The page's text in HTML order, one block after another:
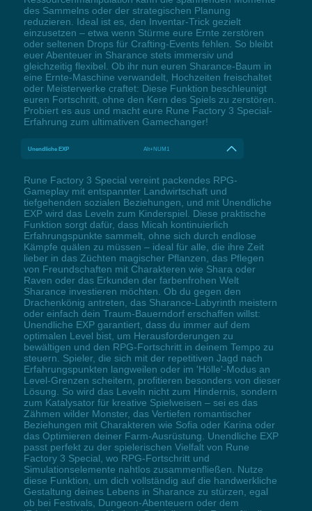
des Sammelns oder der strategischen Planung
reduzieren. Ideal ist es, den Inventar-Trick gezielt
einzusetzen – etwa wenn Stürme eure Ernte zerstören
oder seltenen Drops für Crafting-Events fehlen. So bleibt
euer Abenteuer in Sharance stets immersiv und
gleichzeitig flexibel. Ob ihr nun euren Sharance-Baum in
eine Ernte-Maschine verwandelt, Hochzeiten freischaltet
oder Meisterwerke craftet: Diese Funktion beschleunigt
euren Fortschritt, ohne den Kern des Spiels zu zerstören.
Probiert es aus und macht eure Rune Factory 3 Special-
Erfahrung zum ultimativen Gamechanger!
Unendliche EXP Alt+NUM1
Rune Factory 3 Special vereint packendes RPG-
Gameplay mit entspannter Landwirtschaft und
tiefgehenden sozialen Beziehungen, und mit Unendliche
EXP wird das Leveln zum Kinderspiel. Diese praktische
Funktion sorgt dafür, dass Micah kontinuierlich
Erfahrungspunkte sammelt, ohne sich durch endlose
Kämpfe quälen zu müssen – ideal für alle, die ihre Zeit
lieber in das Züchten magischer Pflanzen, das Pflegen
von Freundschaften mit Charakteren wie Shara oder
Raven oder das Erkunden der farbenfrohen Welt
Sharance investieren möchten. Ob du gegen den
Drachenkönig antreten, das Sharance-Labyrinth meistern
oder einfach dein Traum-Bauerndorf erschaffen willst:
Unendliche EXP garantiert, dass du immer auf dem
optimalen Level bist, um Herausforderungen zu
bewältigen und den RPG-Fortschritt in deinem Tempo zu
steuern. Spieler, die sich mit der repetitiven Jagd nach
Erfahrungspunkten langweilen oder im 'Hölle'-Modus an
Level-Grenzen scheitern, profitieren besonders von dieser
Lösung. So wird das Leveln nicht zum Hindernis, sondern
zum Katalysator für kreative Spielweisen – sei es das
Zähmen wilder Monster, das Vertiefen romantischer
Beziehungen mit Charakteren wie Sofia oder Karina oder
das Optimieren deiner Farm-Ausrüstung. Unendliche EXP
passt perfekt zu der spielerischen Vielfalt von Rune
Factory 3 Special, wo RPG-Fortschritt und
Simulationselemente nahtlos zusammenfließen. Nutze
diese Funktion, um dich vollständig auf die handwerkliche
Gestaltung deines Lebens in Sharance zu stürzen, egal
ob bei Festivals, Dungeon-Abenteuern oder dem